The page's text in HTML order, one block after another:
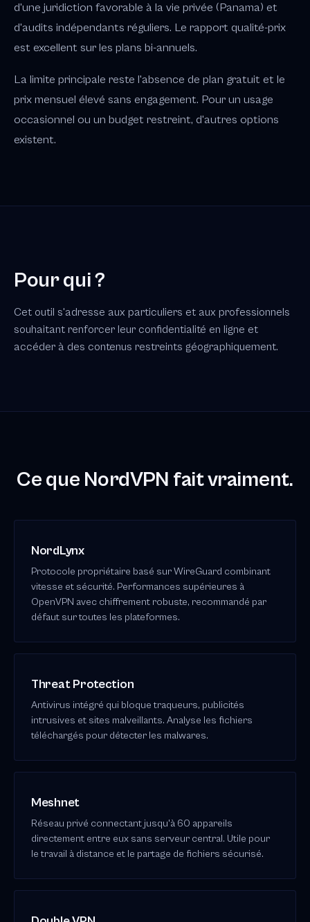
d'une juridiction favorable à la vie privée (Panama) et
d'audits indépendants réguliers. Le rapport qualité-prix
est excellent sur les plans bi-annuels.
La limite principale reste l'absence de plan gratuit et le
prix mensuel élevé sans engagement. Pour un usage
occasionnel ou un budget restreint, d'autres options
existent.
Pour qui ?
Cet outil s'adresse aux particuliers et aux professionnels
souhaitant renforcer leur confidentialité en ligne et
accéder à des contenus restreints géographiquement.
Ce que NordVPN fait vraiment.
NordLynx
Protocole propriétaire basé sur WireGuard combinant
vitesse et sécurité. Performances supérieures à
OpenVPN avec chiffrement robuste, recommandé par
défaut sur toutes les plateformes.
Threat Protection
Antivirus intégré qui bloque traqueurs, publicités
intrusives et sites malveillants. Analyse les fichiers
téléchargés pour détecter les malwares.
Meshnet
Réseau privé connectant jusqu'à 60 appareils
directement entre eux sans serveur central. Utile pour
le travail à distance et le partage de fichiers sécurisé.